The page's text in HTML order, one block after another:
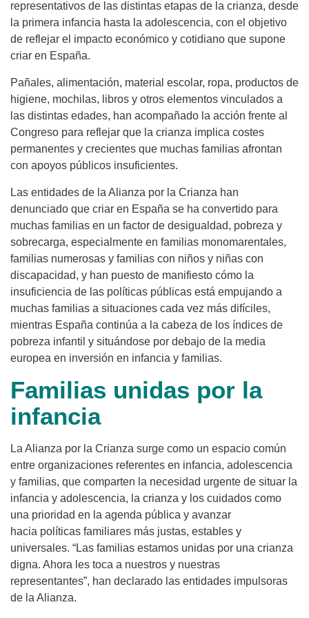
representativos de las distintas etapas de la crianza, desde
la primera infancia hasta la adolescencia, con el objetivo
de reflejar el impacto económico y cotidiano que supone
criar en España.
Pañales, alimentación, material escolar, ropa, productos de
higiene, mochilas, libros y otros elementos vinculados a
las distintas edades, han acompañado la acción frente al
Congreso para reflejar que la crianza implica costes
permanentes y crecientes que muchas familias afrontan
con apoyos públicos insuficientes.
Las entidades de la Alianza por la Crianza han
denunciado que criar en España se ha convertido para
muchas familias en un factor de desigualdad, pobreza y
sobrecarga, especialmente en familias monomarentales,
familias numerosas y familias con niños y niñas con
discapacidad, y han puesto de manifiesto cómo la
insuficiencia de las políticas públicas está empujando a
muchas familias a situaciones cada vez más difíciles,
mientras España continúa a la cabeza de los índices de
pobreza infantil y situándose por debajo de la media
europea en inversión en infancia y familias.
Familias unidas por la
infancia
La Alianza por la Crianza surge como un espacio común
entre organizaciones referentes en infancia, adolescencia
y familias, que comparten la necesidad urgente de situar la
infancia y adolescencia, la crianza y los cuidados como
una prioridad en la agenda pública y avanzar
hacia políticas familiares más justas, estables y
universales. “Las familias estamos unidas por una crianza
digna. Ahora les toca a nuestros y nuestras
representantes”, han declarado las entidades impulsoras
de la Alianza.